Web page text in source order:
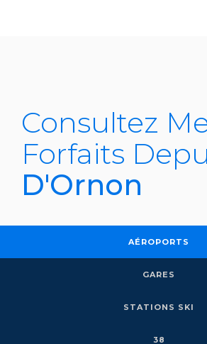
Consultez
Forfaits
D'Ornon
AÉROPORTS
GARES
STATIONS SKI
38